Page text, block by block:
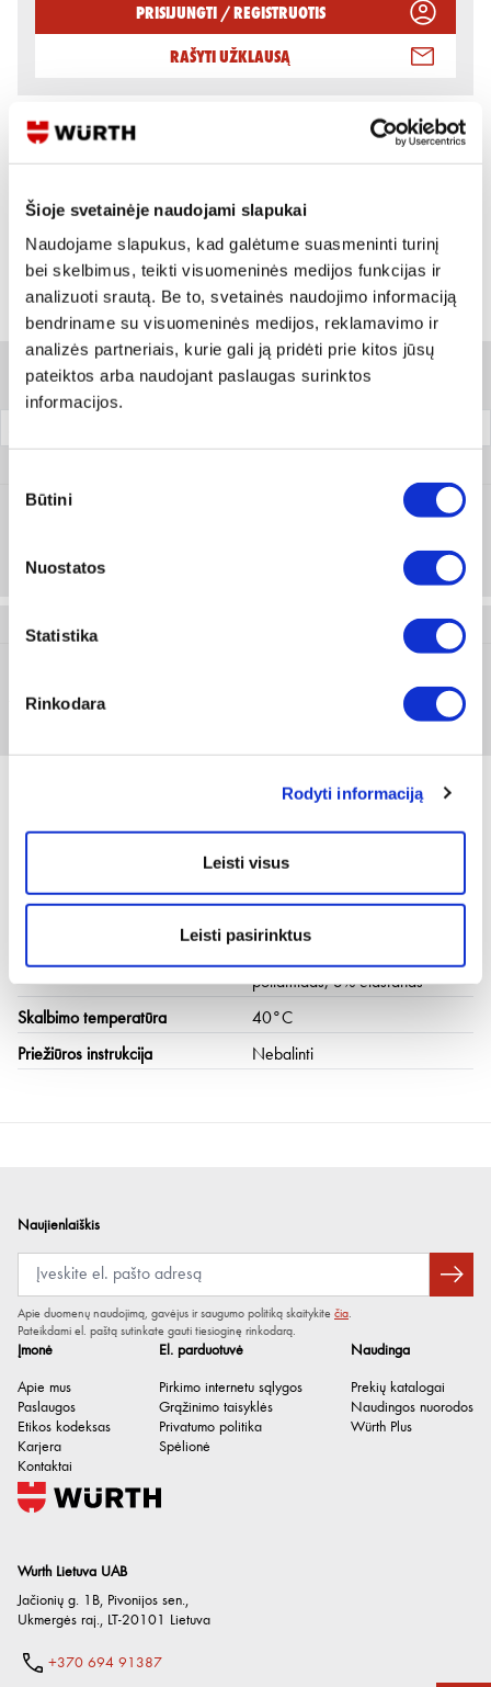
Šioje svetainėje naudojami slapukai
Naudojame slapukus, kad galėtume suasmeninti turinį
bei skelbimus, teikti visuomeninės medijos funkcijas ir
analizuoti srautą. Be to, svetainės naudojimo informaciją
bendriname su visuomeninės medijos, reklamavimo ir
analizės partneriais, kurie gali ją pridėti prie kitos jūsų
pateiktos arba naudojant paslaugas surinktos
informacijos.
pasirinkimas
Būtini
Nuostatos
Statistika
Rinkodara
Rodyti informaciją
Leisti visus
Leisti pasirinktus
Prisijungti / Registruotis
Rašyti užklausą
Reikia daugiau informacijos?
Skambinti:+370 694 91387
Variantai
43-46
Prisijungti arba registruotis
Techninė informacija
poliamidas, 3% elastanas
Skalbimo temperatūra 40°C
Priežiūros instrukcija Nebalinti
Wurth Lietuva UAB
Jačionių g. 1B, Pivonijos sen.,
Ukmergės raj., LT-20101 Lietuva
+370 694 91387
Įmonė
Apie mus
Paslaugos
Etikos kodeksas
Karjera
Kontaktai
El. parduotuvė
Pirkimo internetu sąlygos
Grąžinimo taisyklės
Privatumo politika
Spėlionė
Naudinga
Prekių katalogai
Naudingos nuorodos
Würth Plus
Naujienlaiškis
Apie duomenų naudojimą, gavėjus ir saugumo politiką skaitykite čia.
Pateikdami el. paštą sutinkate gauti tiesioginę rinkodarą.